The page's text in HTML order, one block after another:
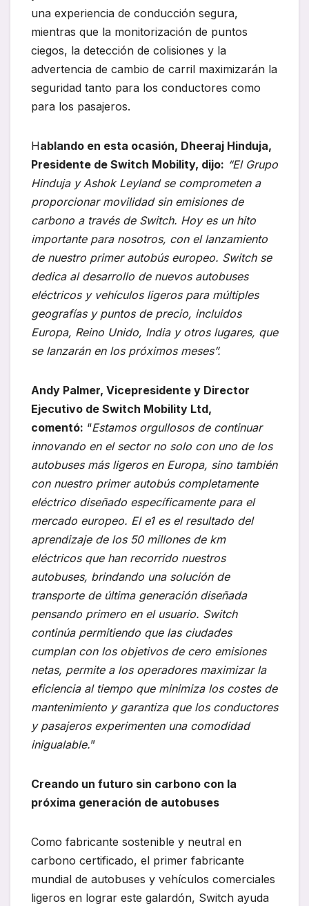
una experiencia de conducción segura,
mientras que la monitorización de puntos
ciegos, la detección de colisiones y la
advertencia de cambio de carril maximizarán la
seguridad tanto para los conductores como
para los pasajeros.
Hablando en esta ocasión, Dheeraj Hinduja,
Presidente de Switch Mobility, dijo: “El Grupo
Hinduja y Ashok Leyland se comprometen a
proporcionar movilidad sin emisiones de
carbono a través de Switch. Hoy es un hito
importante para nosotros, con el lanzamiento
de nuestro primer autobús europeo. Switch se
dedica al desarrollo de nuevos autobuses
eléctricos y vehículos ligeros para múltiples
geografías y puntos de precio, incluidos
Europa, Reino Unido, India y otros lugares, que
se lanzarán en los próximos meses”.
Andy Palmer, Vicepresidente y Director
Ejecutivo de Switch Mobility Ltd,
comentó: “Estamos orgullosos de continuar
innovando en el sector no solo con uno de los
autobuses más ligeros en Europa, sino también
con nuestro primer autobús completamente
eléctrico diseñado específicamente para el
mercado europeo. El e1 es el resultado del
aprendizaje de los 50 millones de km
eléctricos que han recorrido nuestros
autobuses, brindando una solución de
transporte de última generación diseñada
pensando primero en el usuario. Switch
continúa permitiendo que las ciudades
cumplan con los objetivos de cero emisiones
netas, permite a los operadores maximizar la
eficiencia al tiempo que minimiza los costes de
mantenimiento y garantiza que los conductores
y pasajeros experimenten una comodidad
inigualable.”
Creando un futuro sin carbono con la
próxima generación de autobuses
Como fabricante sostenible y neutral en
carbono certificado, el primer fabricante
mundial de autobuses y vehículos comerciales
ligeros en lograr este galardón, Switch ayuda